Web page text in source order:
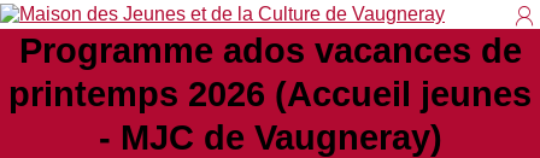
Programme ados vacances de
printemps 2026 (Accueil jeunes
- MJC de Vaugneray)